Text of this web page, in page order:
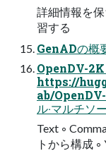
詳細情報を
習する
GenADの概
OpenDV-
https://
ab/
ル‧マルチソ
Text ◦
トから構成 ◦